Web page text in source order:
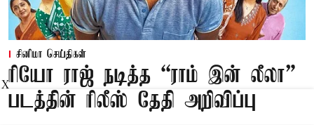
சினிமா செய்திகள்
ரியோ ராஜ் நடித்த “ராம் இன் லீலா”
படத்தின் ரிலீஸ் தேதி அறிவிப்பு
X